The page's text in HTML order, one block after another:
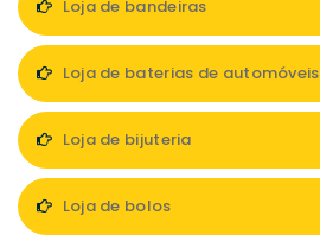
Loja de bandeiras
Loja de baterias de automóveis
Loja de bijuteria
Loja de bolos